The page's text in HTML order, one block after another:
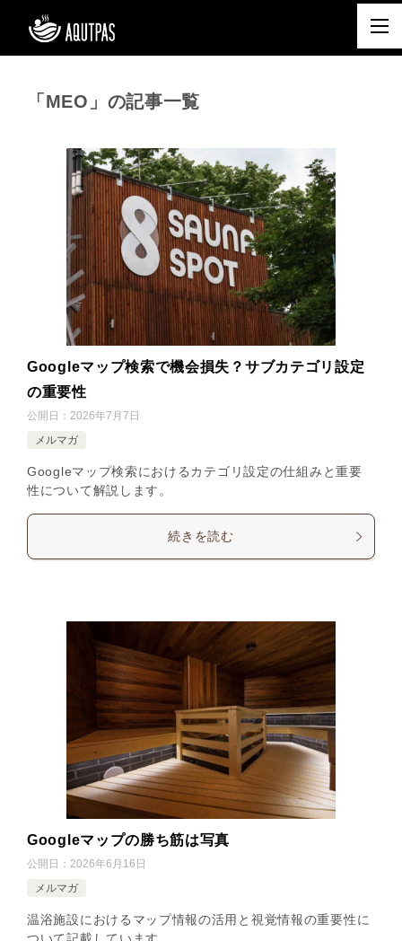
「MEO」の記事一覧
Googleマップ検索で機会損失？サブカテゴリ設定
の重要性
公開日： 2026年7月7日
メルマガ
Googleマップ検索におけるカテゴリ設定の仕組みと重要
性について解説します。
続きを読む
Googleマップの勝ち筋は写真
公開日： 2026年6月16日
メルマガ
温浴施設におけるマップ情報の活用と視覚情報の重要性に